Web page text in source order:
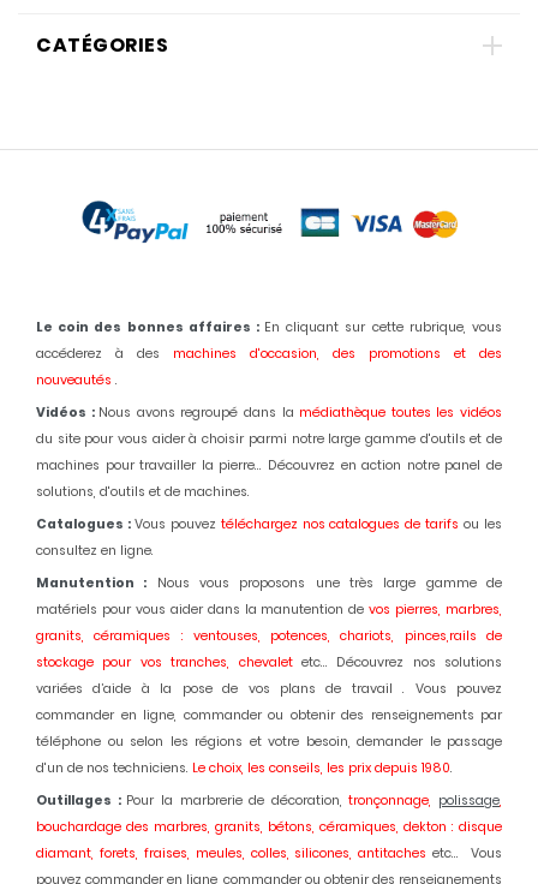
CATÉGORIES
Le coin des bonnes affaires : En cliquant sur cette rubrique, vous
accéderez à des machines d'occasion, des promotions et des
nouveautés .
Vidéos : Nous avons regroupé dans la médiathèque toutes les vidéos
du site pour vous aider à choisir parmi notre large gamme d'outils et de
machines pour travailler la pierre... Découvrez en action notre panel de
solutions, d'outils et de machines.
Catalogues : Vous pouvez téléchargez nos catalogues de tarifs ou les
consultez en ligne.
Manutention : Nous vous proposons une très large gamme de
matériels pour vous aider dans la manutention devos pierres, marbres,
granits, céramiques : ventouses, potences, chariots, pinces,rails de
stockage pour vos tranches, chevalet etc... Découvrez nos solutions
variées d’aide à la pose de vos plans de travail . Vous pouvez
commander en ligne, commander ou obtenir des renseignements par
téléphone ou selon les régions et votre besoin, demander le passage
d'un de nos techniciens. Le choix, les conseils, les prix depuis 1980.
Outillages : Pour la marbrerie de décoration,tronçonnage, polissage,
bouchardage des marbres, granits, bétons, céramiques, dekton : disque
diamant, forets, fraises, meules, colles, silicones, antitaches etc... Vous
pouvez commander en ligne, commander ou obtenir des renseignements